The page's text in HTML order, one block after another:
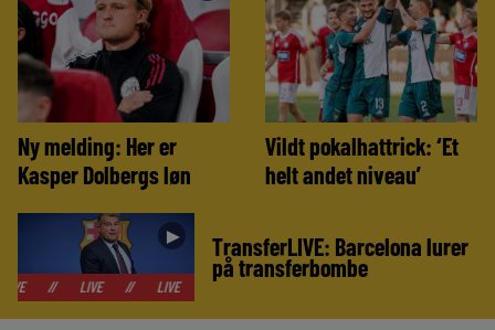
Ny melding: Her er
Kasper Dolbergs løn
Vildt pokalhattrick: ‘Et
helt andet niveau’
►
LIVE LIVE LIVE //
TransferLIVE: Barcelona lurer
på transferbombe